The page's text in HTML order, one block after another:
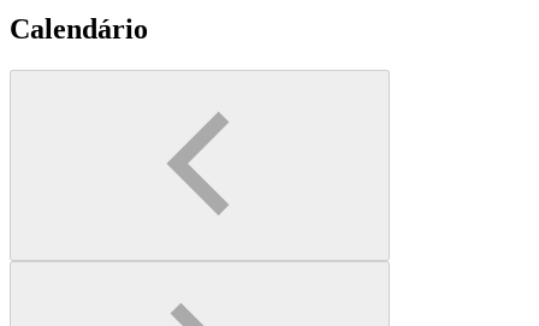
Calendário